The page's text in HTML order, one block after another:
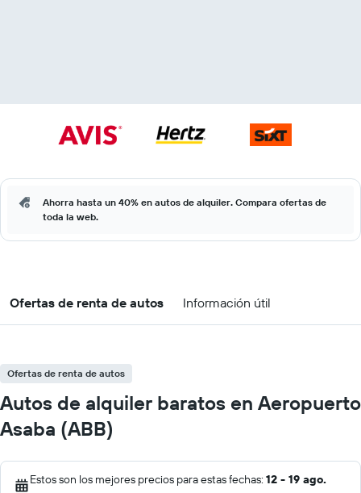
Ahorra hasta un 40% en autos de alquiler. Compara ofertas de
toda la web.
Ofertas de renta de autos Información útil
Ofertas de renta de autos
Autos de alquiler baratos en Aeropuerto
Asaba (ABB)
Estos son los mejores precios para estas fechas: 12 - 19 ago.